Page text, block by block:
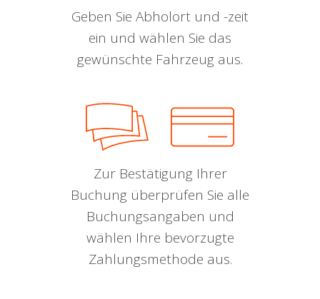
Geben Sie Abholort und -zeit
ein und wählen Sie das
gewünschte Fahrzeug aus.
Zur Bestätigung Ihrer
Buchung überprüfen Sie alle
Buchungsangaben und
wählen Ihre bevorzugte
Zahlungsmethode aus.